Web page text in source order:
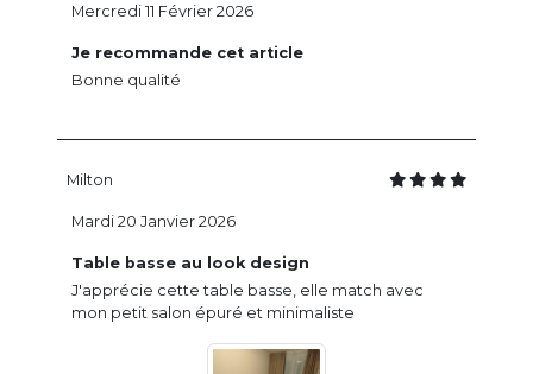
Je recommande cet article
Bonne qualité
Mercredi 11 Février 2026
Milton
Table basse au look design
J'apprécie cette table basse, elle match avec
mon petit salon épuré et minimaliste
Mardi 20 Janvier 2026